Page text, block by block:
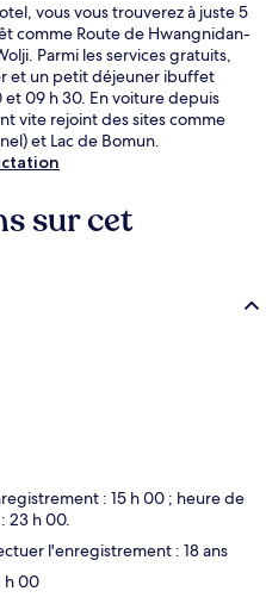
vous vous trouverez à juste 5
comme Route de Hwangnidan-
Parmi les services gratuits,
et un petit déjeuner ibuffet
09 h 30. En voiture depuis
vite rejoint des sites comme
et Lac de Bomun.
sur cet
: 15 h 00 ; heure de
23 h 00.
l'enregistrement : 18 ans
h 00